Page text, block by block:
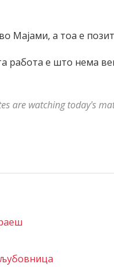
Мајами, а тоа е
работа е што нема
are watching today's